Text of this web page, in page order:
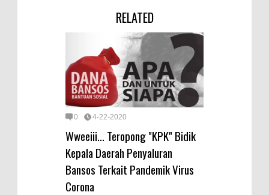
RELATED
0 4-22-2020
Wweeiii... Teropong "KPK" Bidik
Kepala Daerah Penyaluran
Bansos Terkait Pandemik Virus
Corona